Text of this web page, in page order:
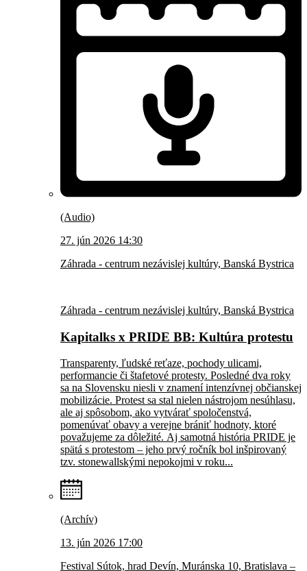
(Audio)
27. jún 2026 14:30
Záhrada - centrum nezávislej kultúry, Banská Bystrica
Záhrada - centrum nezávislej kultúry, Banská Bystrica
Kapitalks x PRIDE BB: Kultúra protestu
Transparenty, ľudské reťaze, pochody ulicami,
performancie či štafetové protesty. Posledné dva roky
sa na Slovensku niesli v znamení intenzívnej občianskej
mobilizácie. Protest sa stal nielen nástrojom nesúhlasu,
ale aj spôsobom, ako vytvárať spoločenstvá,
pomenúvať obavy a verejne brániť hodnoty, ktoré
považujeme za dôležité. Aj samotná história PRIDE je
spätá s protestom – jeho prvý ročník bol inšpirovaný
tzv. stonewallskými nepokojmi v roku...
(Archív)
13. jún 2026 17:00
Festival Sútok, hrad Devín, Muránska 10, Bratislava –